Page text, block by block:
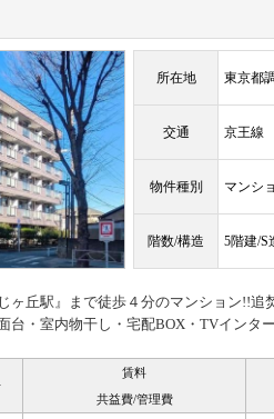
所在地 東京都
交通 京王線
物件種別 マンシ
階数/構造 5階建/S
ヶ丘駅』まで徒歩４分のマンション!!
台・室内物干し・宅配BOX・TVインタ
賃料
共益費/管理費